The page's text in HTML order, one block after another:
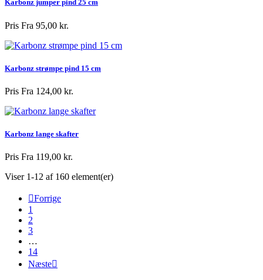
Karbonz jumper pind 25 cm
Pris Fra 95,00 kr.
Karbonz strømpe pind 15 cm
Pris Fra 124,00 kr.
Karbonz lange skafter
Pris Fra 119,00 kr.
Viser 1-12 af 160 element(er)
Forrige
1
2
3
…
14
Næste